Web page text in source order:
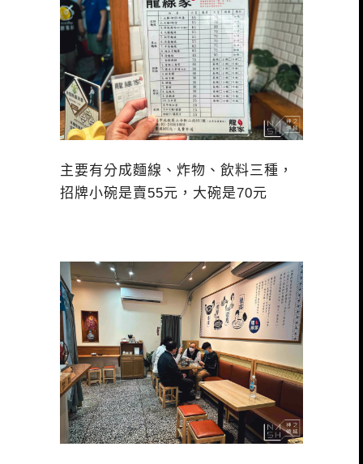
主要有分成麵線、炸物、飲料三種，
招牌小碗是賣55元，大碗是70元